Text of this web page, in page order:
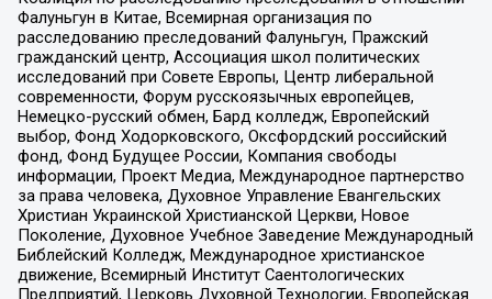
Фалуньгун в Китае, Всемирная организация по
расследованию преследований Фалуньгун, Пражский
гражданский центр, Ассоциация школ политических
исследований при Совете Европы, Центр либеральной
современности, Форум русскоязычных европейцев,
Немецко-русский обмен, Бард колледж, Европейский
выбор, Фонд Ходорковского, Оксфордский российский
фонд, Фонд Будущее России, Компания свободы
информации, Проект Медиа, Международное партнерство
за права человека, Духовное Управление Евангельских
Христиан Украинской Христианской Церкви, Новое
Поколение, Духовное Учебное Заведение Международный
Библейский Колледж, Международное христианское
движение, Всемирный Институт Саентологических
Предприятий, Церковь Духовной Технологии, Европейская